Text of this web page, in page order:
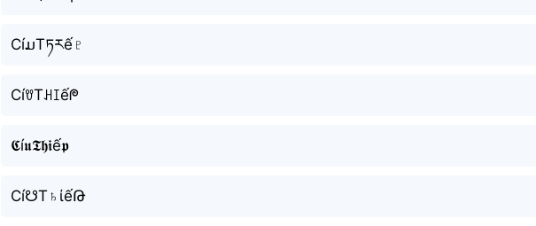
CíມTཏརế♇
CíꀎTꃅꀤếᖘ
𝕮í𝖚𝕿𝖍𝖎ế𝖕
Cí☋T♄ίếԹ